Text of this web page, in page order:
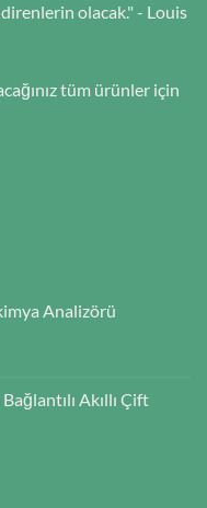
olacak." - Louis
tüm ürünler için
Analizörü
Akıllı Çift